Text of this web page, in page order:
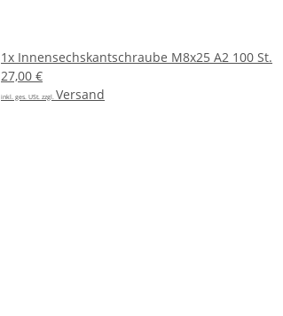
1x Innensechskantschraube M8x25 A2 100 St.
27,00 €
inkl. ges. USt. zzgl. Versand